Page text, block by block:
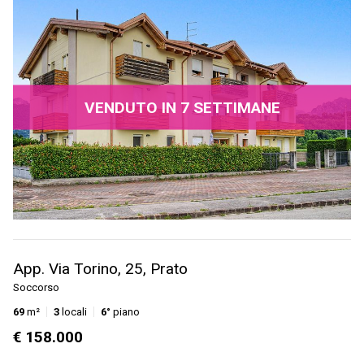
VENDUTO IN 7 SETTIMANE
App. Via Torino, 25, Prato
Soccorso
69 m² 3 locali 6° piano
€ 158.000